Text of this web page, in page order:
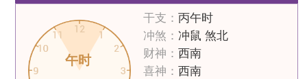
午时
干支： 丙午时
冲煞： 冲鼠 煞北
财神： 西南
喜神： 西南